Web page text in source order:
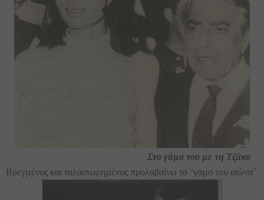
Στο γάμο του με τη Τζάκυ
Βρεγμένος και ταλαιπωρημένος προλαβαίνω το “γάμο του αιώνα”